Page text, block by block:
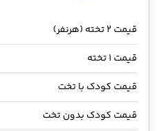
قیمت 2 تخته (هرنفر)
قیمت 1 تخته
قیمت کودک با تخت
قیمت کودک بدون تخت